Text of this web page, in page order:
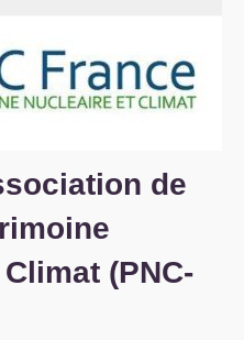
de
(PNC-